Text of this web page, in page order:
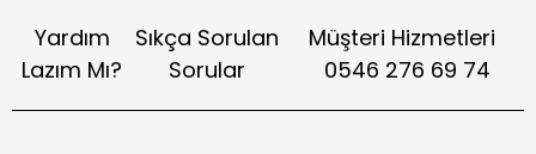
Yardım
Lazım Mı?
Sıkça Sorulan
Sorular
Müşteri Hizmetleri
0546 276 69 74